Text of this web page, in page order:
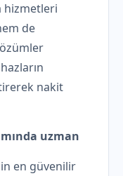
hizmetleri
de
nakit
uzman
en güvenilir